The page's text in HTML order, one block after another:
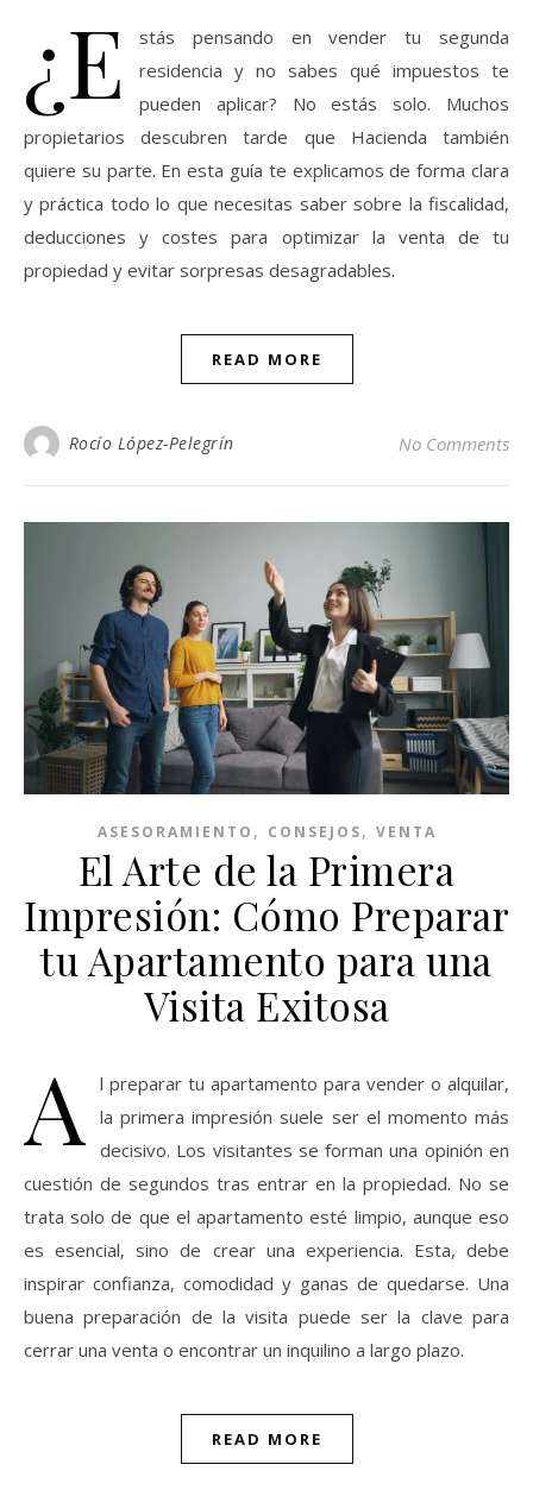
¿E
stás pensando en vender tu segunda
residencia y no sabes qué impuestos te
pueden aplicar? No estás solo. Muchos
propietarios descubren tarde que Hacienda también
quiere su parte. En esta guía te explicamos de forma clara
y práctica todo lo que necesitas saber sobre la fiscalidad,
deducciones y costes para optimizar la venta de tu
propiedad y evitar sorpresas desagradables.
READ MORE
Rocío López-Pelegrín No Comments
ASESORAMIENTO , CONSEJOS, VENTA
El Arte de la Primera
Impresión: Cómo Preparar
tu Apartamento para una
Visita Exitosa
A l preparar tu apartamento para vender o alquilar,
la primera impresión suele ser el momento más
decisivo. Los visitantes se forman una opinión en
cuestión de segundos tras entrar en la propiedad. No se
trata solo de que el apartamento esté limpio, aunque eso
es esencial, sino de crear una experiencia. Esta, debe
inspirar confianza, comodidad y ganas de quedarse. Una
buena preparación de la visita puede ser la clave para
cerrar una venta o encontrar un inquilino a largo plazo.
READ MORE